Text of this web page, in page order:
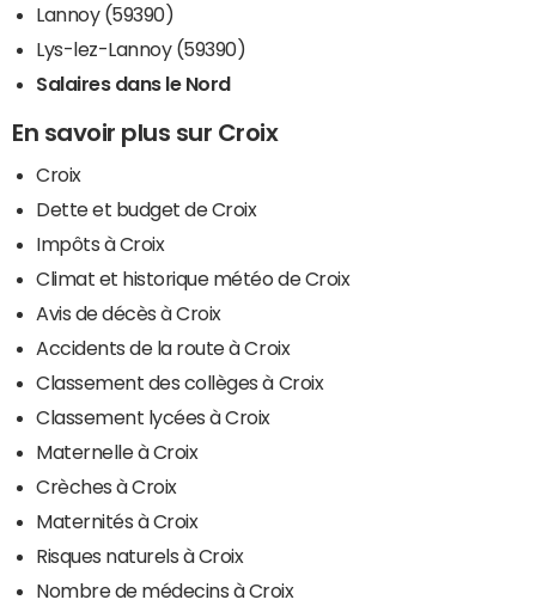
Lannoy (59390)
Lys-lez-Lannoy (59390)
Salaires dans le Nord
En savoir plus sur Croix
Croix
Dette et budget de Croix
Impôts à Croix
Climat et historique météo de Croix
Avis de décès à Croix
Accidents de la route à Croix
Classement des collèges à Croix
Classement lycées à Croix
Maternelle à Croix
Crèches à Croix
Maternités à Croix
Risques naturels à Croix
Nombre de médecins à Croix